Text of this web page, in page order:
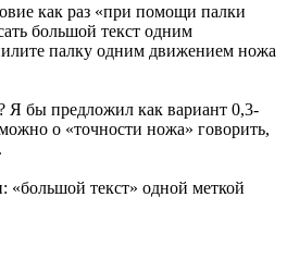
как раз «при помощи палки
большой текст одним
палку одним движением ножа
бы предложил как вариант 0,3-
о «точности ножа» говорить,
текст» одной меткой